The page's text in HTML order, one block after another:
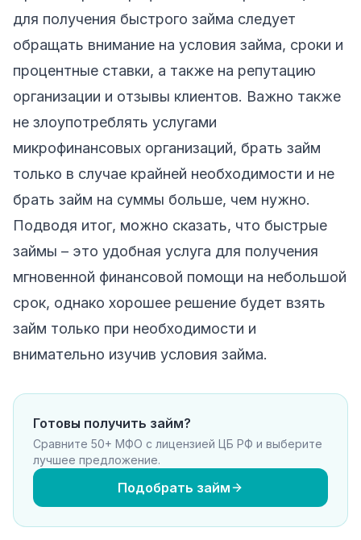
для получения быстрого займа следует
обращать внимание на условия займа, сроки и
процентные ставки, а также на репутацию
организации и отзывы клиентов. Важно также
не злоупотреблять услугами
микрофинансовых организаций, брать займ
только в случае крайней необходимости и не
брать займ на суммы больше, чем нужно.
Подводя итог, можно сказать, что быстрые
займы – это удобная услуга для получения
мгновенной финансовой помощи на небольшой
срок, однако хорошее решение будет взять
займ только при необходимости и
внимательно изучив условия займа.
Готовы получить займ?
Сравните 50+ МФО с лицензией ЦБ РФ и выберите
лучшее предложение.
Подобрать займ